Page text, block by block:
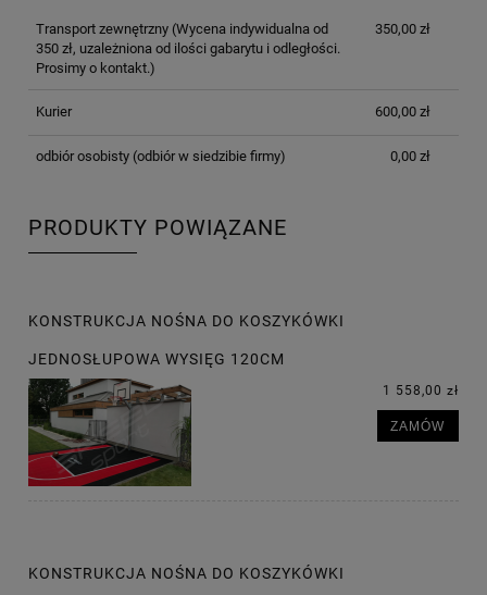
Transport zewnętrzny(Wycena indywidualna od
350 zł, uzależniona od ilości gabarytu i odległości.
Prosimy o kontakt.)
350,00 zł
Kurier 600,00 zł
odbiór osobisty(odbiór w siedzibie firmy) 0,00 zł
PRODUKTY POWIĄZANE
KONSTRUKCJA NOŚNA DO KOSZYKÓWKI
JEDNOSŁUPOWA WYSIĘG 120CM
1 558,00 zł
ZAMÓW
KONSTRUKCJA NOŚNA DO KOSZYKÓWKI